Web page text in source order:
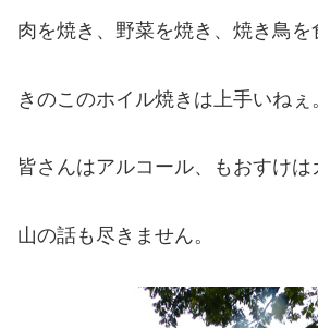
肉を焼き、野菜を焼き、焼き鳥を
きのこのホイル焼きは上手いねぇ
皆さんはアルコール、もおすけは
山の話も尽きません。